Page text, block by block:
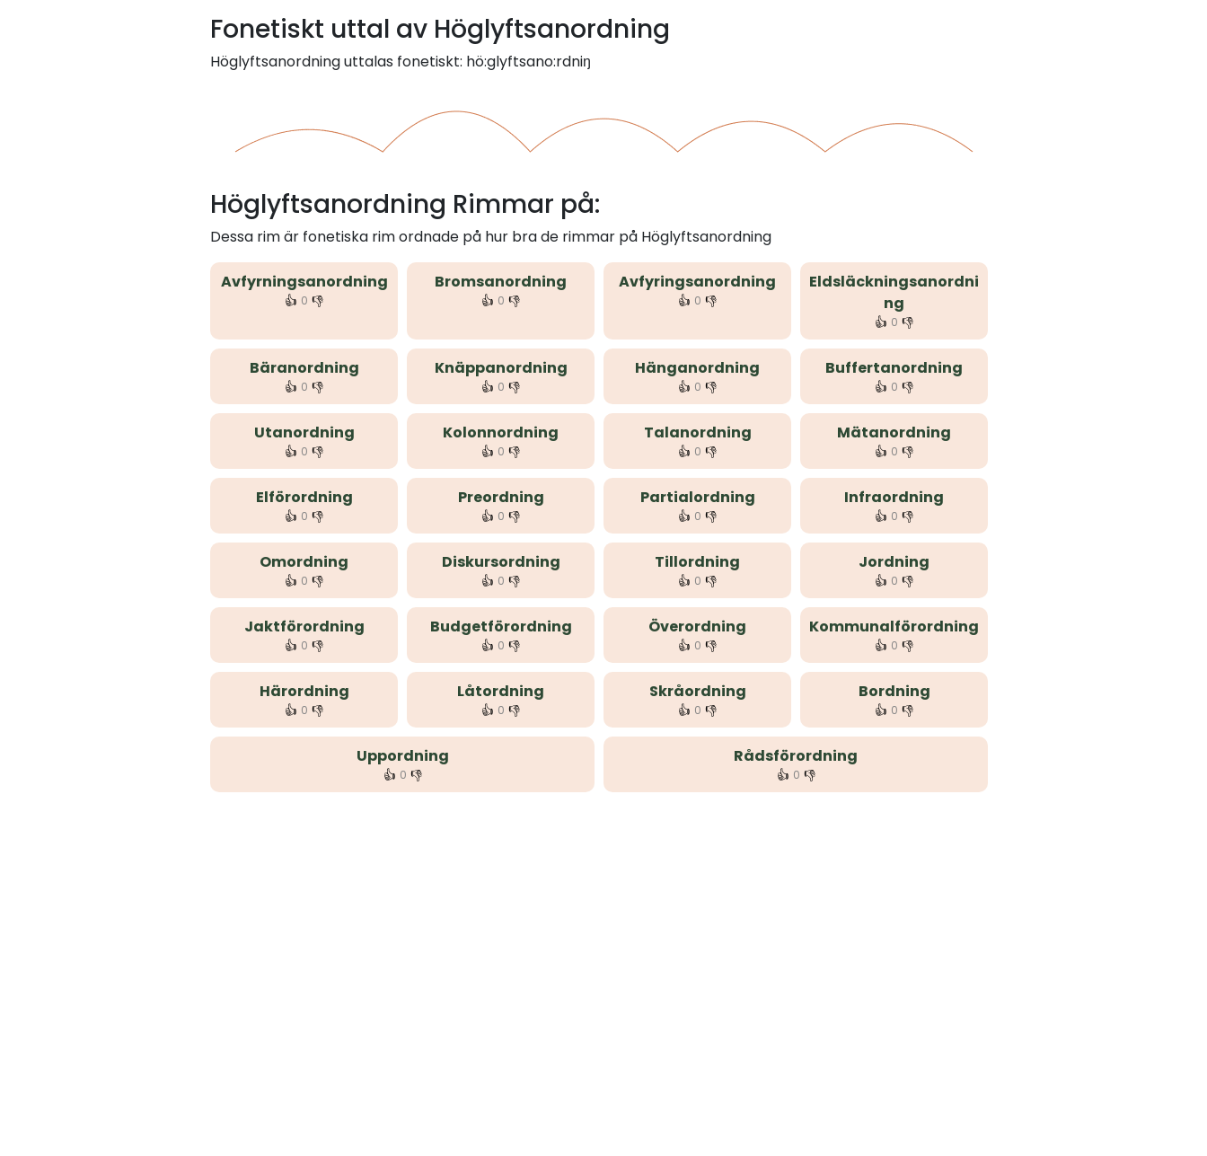
Fonetiskt uttal av Höglyftsanordning
Höglyftsanordning uttalas fonetiskt: hö:glyftsano:rdniŋ
Höglyftsanordning Rimmar på:
Dessa rim är fonetiska rim ordnade på hur bra de rimmar på Höglyftsanordning
Avfyrningsanordning
👍 0 👎
Bromsanordning
👍 0 👎
Avfyringsanordning
👍 0 👎
Eldsläckningsanordni
ng
👍 0 👎
Bäranordning
👍 0 👎
Knäppanordning
👍 0 👎
Hänganordning
👍 0 👎
Buffertanordning
👍 0 👎
Utanordning
👍 0 👎
Kolonnordning
👍 0 👎
Talanordning
👍 0 👎
Mätanordning
👍 0 👎
Elförordning
👍 0 👎
Preordning
👍 0 👎
Partialordning
👍 0 👎
Infraordning
👍 0 👎
Omordning
👍 0 👎
Diskursordning
👍 0 👎
Tillordning
👍 0 👎
Jordning
👍 0 👎
Jaktförordning
👍 0 👎
Budgetförordning
👍 0 👎
Överordning
👍 0 👎
Kommunalförordning
👍 0 👎
Härordning
👍 0 👎
Låtordning
👍 0 👎
Skråordning
👍 0 👎
Bordning
👍 0 👎
Uppordning
👍 0 👎
Rådsförordning
👍 0 👎